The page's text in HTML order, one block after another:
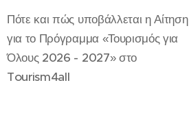
Πότε και πώς υποβάλλεται η Αίτηση
για το Πρόγραμμα «Τουρισμός για
Όλους 2026 - 2027» στο
Tourism4all